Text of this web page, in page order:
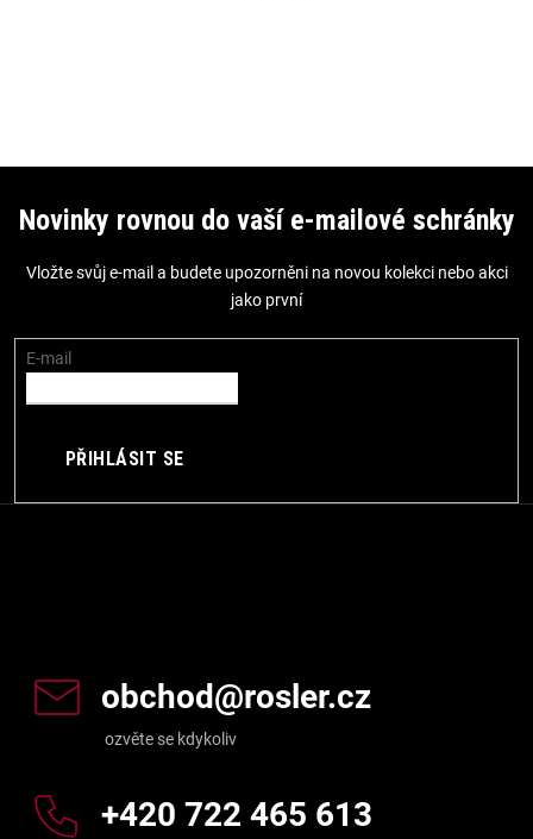
Novinky rovnou do vaší e-mailové schránky
Vložte svůj e-mail a budete upozorněni na novou kolekci nebo akci
jako první
E-mail
PŘIHLÁSIT SE
obchod@rosler.cz
+420 722 465 613